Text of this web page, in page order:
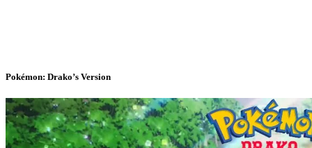
Pokémon: Drako’s Version